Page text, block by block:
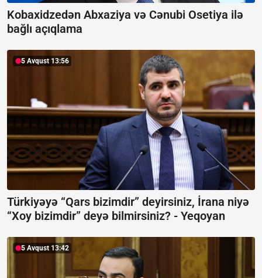
Kobaxidzedən Abxaziya və Cənubi Osetiya ilə
bağlı açıqlama
5 Avqust 13:56
Türkiyəyə “Qars bizimdir” deyirsiniz, İrana niyə
“Xoy bizimdir” deyə bilmirsiniz? - Yeqoyan
5 Avqust 13:42